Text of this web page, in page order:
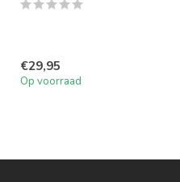
€29,95
Op voorraad